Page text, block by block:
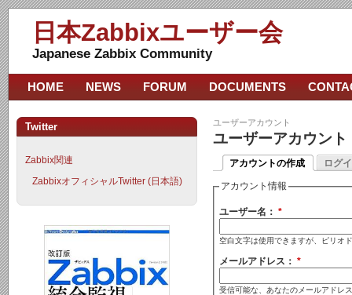
日本Zabbixユーザー会
Japanese Zabbix Community
ユーザーアカウント
ユーザーアカウント
アカウントの作成 ログ
アカウント情報
ユーザー名： *
空白文字は使用できますが、ピリオ
メールアドレス： *
受信可能な、あなたのメールアドレ
HOME NEWS FORUM DOCUMENTS
Twitter
Zabbix関連
ZabbixオフィシャルTwitter (日本語)